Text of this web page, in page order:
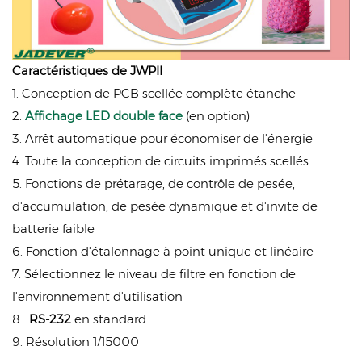
Caractéristiques de JWPII
1. Conception de PCB scellée complète étanche
2. Affichage LED double face (en option)
3. Arrêt automatique pour économiser de l'énergie
4. Toute la conception de circuits imprimés scellés
5. Fonctions de prétarage, de contrôle de pesée,
d'accumulation, de pesée dynamique et d'invite de
batterie faible
6. Fonction d'étalonnage à point unique et linéaire
7. Sélectionnez le niveau de filtre en fonction de
l'environnement d'utilisation
8. RS-232 en standard
9. Résolution 1/15000